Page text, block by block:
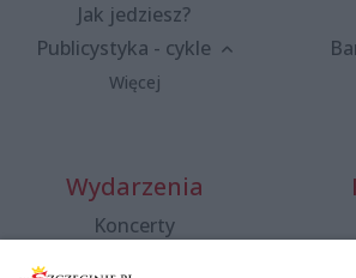
Jak jedziesz?
Publicystyka - cykle
Więcej
Wydarzenia
Koncerty